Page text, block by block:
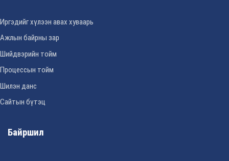
Иргэдийг хүлээн авах хуваарь
Ажлын байрны зар
Шийдвэрийн тойм
Процессын тойм
Шилэн данс
Сайтын бүтэц
Байршил